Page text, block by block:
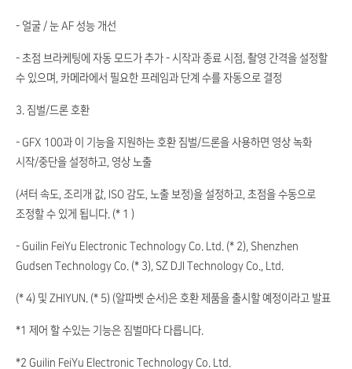
- 얼굴 / 눈 AF 성능 개선
- 초점 브라케팅에 자동 모드가 추가 - 시작과 종료 시점, 촬영 간격을 설정할
수 있으며, 카메라에서 필요한 프레임과 단계 수를 자동으로 결정
3. 짐벌/드론 호환
- GFX 100과 이 기능을 지원하는 호환 짐벌/드론을 사용하면 영상 녹화
시작/중단을 설정하고, 영상 노출
(셔터 속도, 조리개 값, ISO 감도, 노출 보정)을 설정하고, 초점을 수동으로
조정할 수 있게 됩니다. (* 1 )
- Guilin FeiYu Electronic Technology Co. Ltd. (* 2), Shenzhen
Gudsen Technology Co. (* 3), SZ DJI Technology Co., Ltd.
(* 4) 및 ZHIYUN. (* 5) (알파벳 순서)은 호환 제품을 출시할 예정이라고 발표
*1 제어 할 수있는 기능은 짐벌마다 다릅니다.
*2 Guilin FeiYu Electronic Technology Co. Ltd.